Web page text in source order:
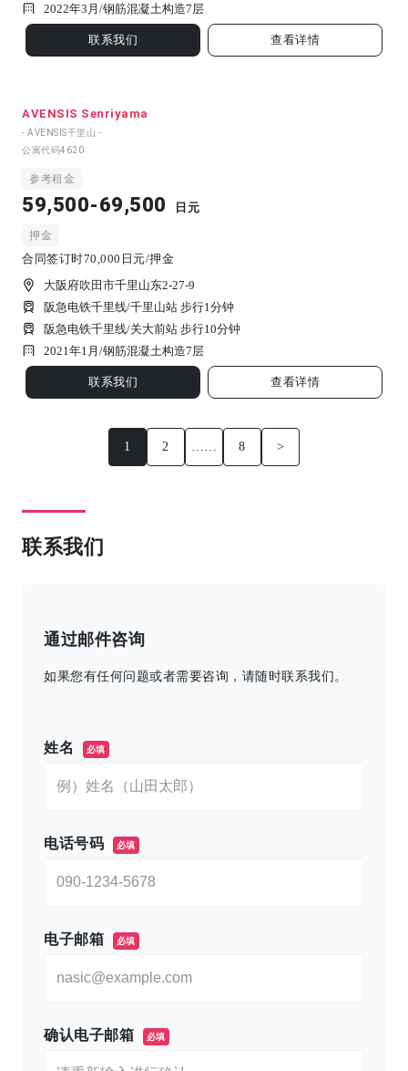
2022年3月/钢筋混凝土构造7 层
联系我们 查看详情
AVENSIS Senriyama
- AVENSIS千里山 -
公寓代码4620
参考租金
59,500-69,500 日元
押金
合同签订时70,000日元/押金
大阪府吹田市千里山东2-27-9
阪急电铁千里线/千里山站 步行1分钟
阪急电铁千里线/关大前站 步行10分钟
2021年1月/钢筋混凝土构造7 层
联系我们 查看详情
1 2 …… 8 >
联系我们
通过邮件咨询
如果您有任何问题或者需要咨询，请随时联系我们。
姓名 必填
电话号码 必填
电子邮箱 必填
确认电子邮箱 必填